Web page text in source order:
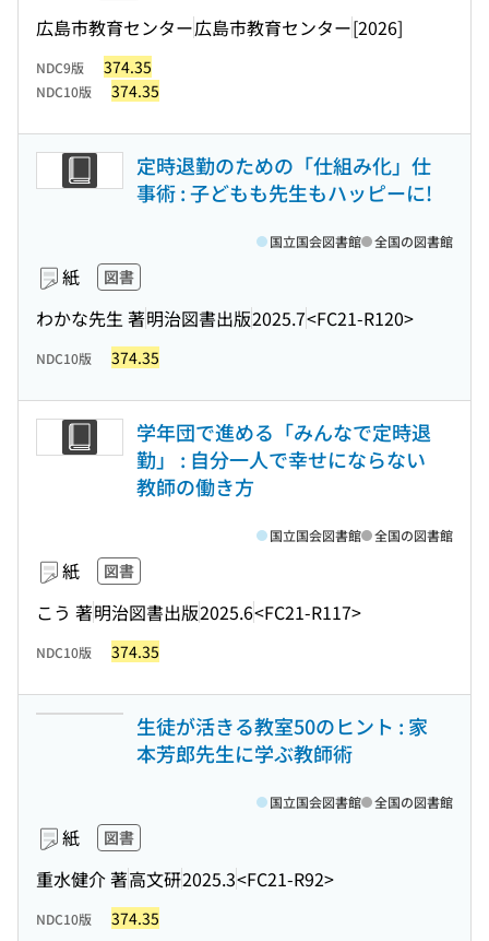
広島市教育センター広島市教育センター[2026]
NDC9版 374.35
NDC10版 374.35
定時退勤のための「仕組み化」仕
事術 : 子どもも先生もハッピーに!
紙 図書
わかな先生 著明治図書出版2025.7<FC21-R120>
国立国会図書館 全国の図書館
NDC10版 374.35
学年団で進める「みんなで定時退
勤」 : 自分一人で幸せにならない
教師の働き方
紙 図書
こう 著明治図書出版2025.6<FC21-R117>
国立国会図書館 全国の図書館
NDC10版 374.35
生徒が活きる教室50のヒント : 家
本芳郎先生に学ぶ教師術
紙 図書
重水健介 著高文研2025.3<FC21-R92>
国立国会図書館 全国の図書館
NDC10版 374.35